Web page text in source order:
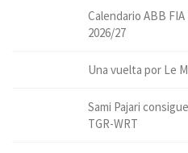
Calendario ABB
2026/27
Una vuelta por Le
Sami Pajari
TGR-WRT